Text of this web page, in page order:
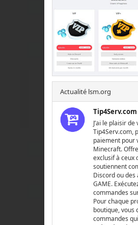
Actualité lsm.org
Tip4Serv.com
J’ai le plaisir
Tip4Serv.com,
paiement pour
Minecraft.
exclusif à ceux
soutiennent
Discord ou des
GAME.
commandes
Pour chaque
boutique, vous
commandes